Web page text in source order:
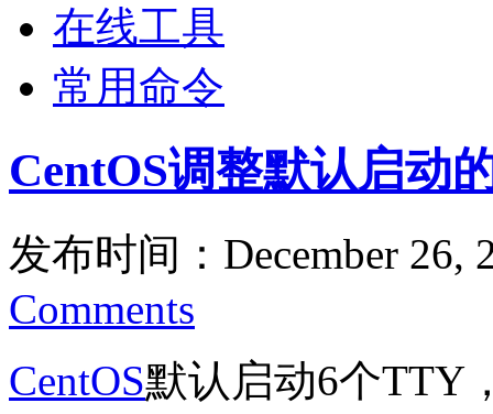
在线工具
常用命令
CentOS调整默认启动
发布时间：December 26,
Comments
CentOS默认启动6个TTY